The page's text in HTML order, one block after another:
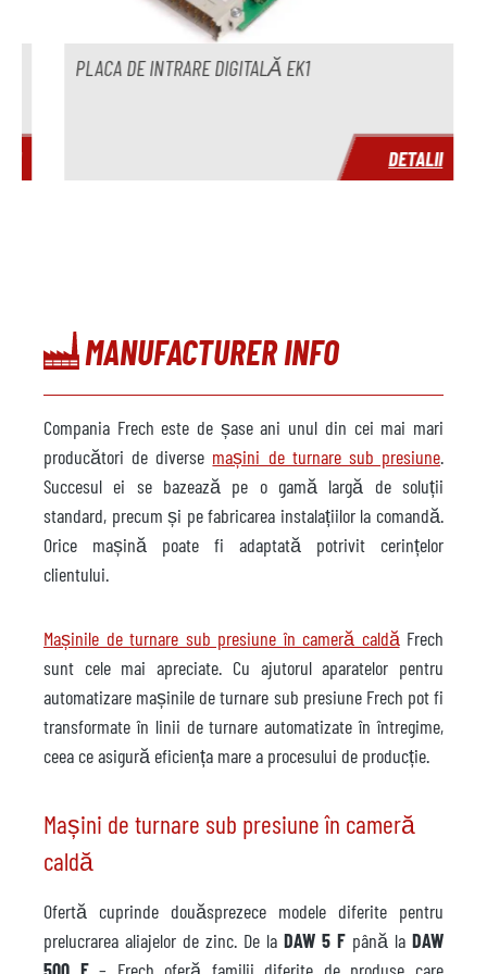
PLACA DE INTRARE DIGITALĂ EK1
DETALII
MANUFACTURER INFO
Compania Frech este de șase ani unul din cei mai mari
producători de diverse mașini de turnare sub presiune.
Succesul ei se bazează pe o gamă largă de soluții
standard, precum și pe fabricarea instalațiilor la comandă.
Orice mașină poate fi adaptată potrivit cerințelor
clientului.
Mașinile de turnare sub presiune în cameră caldăFrech
sunt cele mai apreciate. Cu ajutorul aparatelor pentru
automatizare mașinile de turnare sub presiune Frech pot fi
transformate în linii de turnare automatizate în întregime,
ceea ce asigură eficiența mare a procesului de producție.
Mașini de turnare sub presiune în cameră
caldă
Ofertă cuprinde douăsprezece modele diferite pentru
prelucrarea aliajelor de zinc. De la DAW 5 F până la DAW